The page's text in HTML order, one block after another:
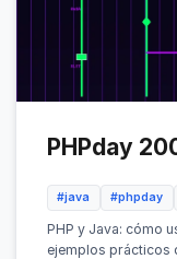
PHPday
#java #phpday
PHP y Java: cómo
ejemplos prácticos